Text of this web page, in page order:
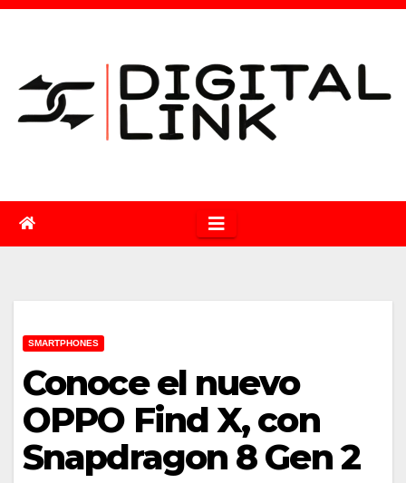
Saltar
SMARTPHONES
Conoce el nuevo
OPPO Find X, con
Snapdragon 8 Gen 2